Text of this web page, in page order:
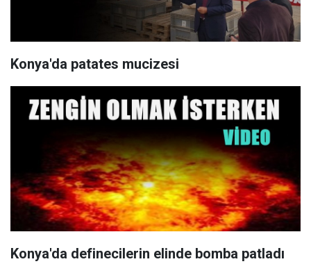
Konya'da patates mucizesi
Konya'da definecilerin elinde bomba patladı